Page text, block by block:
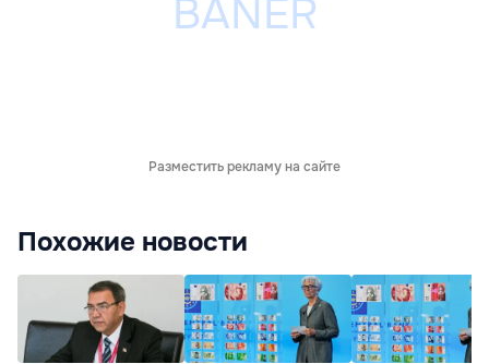
Разместить рекламу на сайте
Похожие новости